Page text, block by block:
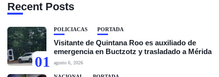
Recent Posts
01
POLICIACAS PORTADA
Visitante de Quintana Roo es auxiliado de
emergencia en Buctzotz y trasladado a Mérida
agosto 6, 2026